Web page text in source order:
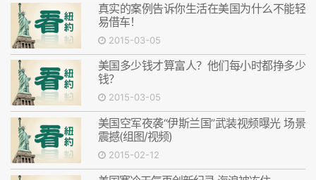
真实的案例告诉你生活在美国为什么不能轻
易借车！
2015-03-05
美国多少钱才算富人？他们每小时都挣多少
钱？
2015-03-05
美国空军夜袭“伊斯兰国”武装视频曝光 场景
震撼(组图/视频)
2015-02-12